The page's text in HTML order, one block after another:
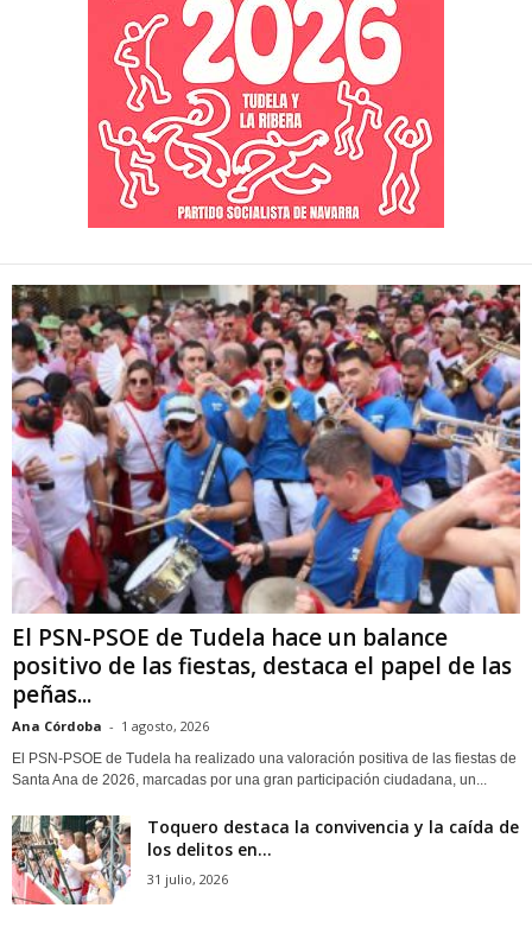
El PSN-PSOE de Tudela hace un balance
positivo de las fiestas, destaca el papel de las
peñas...
Ana Córdoba - 1 agosto, 2026
El PSN-PSOE de Tudela ha realizado una valoración positiva de las fiestas de
Santa Ana de 2026, marcadas por una gran participación ciudadana, un...
Toquero destaca la convivencia y la caída de
los delitos en...
31 julio, 2026